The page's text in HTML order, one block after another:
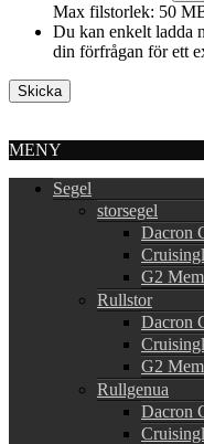
Max filstorlek: 50
Du kan enkelt ladda
din förfrågan för ett
MENY
Segel
storsegel
Dacron
G2
Rullstor
Dacron
G2
Rullgenua
Dacron